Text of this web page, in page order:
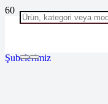
Şubelerimiz